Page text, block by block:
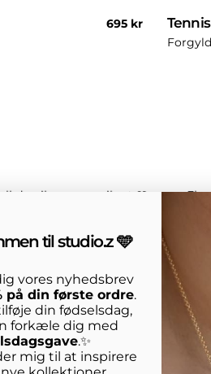
Normal
695 kr
details, strong vibe ✨🩵
til studio.z 🩵
vores nyhedsbrev
på din første ordre.
din fødselsdag,
forkæle dig med
.✨
mig til at inspirere